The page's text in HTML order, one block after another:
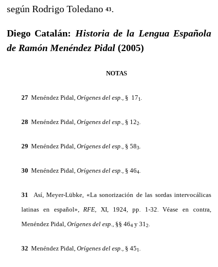
según Rodrigo Toledano 43.
Diego Catalán: Historia de la Lengua Española
de Ramón Menéndez Pidal (2005)
NOTAS
27 Menéndez Pidal, Orígenes del esp., § 171
28 Menéndez Pidal, Orígenes del esp., § 122
29 Menéndez Pidal, Orígenes del esp., § 583
30 Menéndez Pidal, Orígenes del esp., § 464
31 Así, Meyer-Lübke, «La sonorización de las sordas intervo­cálicas
latinas en español», RFE,XI, 1924, pp. 1-32. Véase en contra,
Menéndez Pidal, Orígenes del esp., §§ 464 y 31 2
32 Menéndez Pidal, Orígenes del esp., § 451